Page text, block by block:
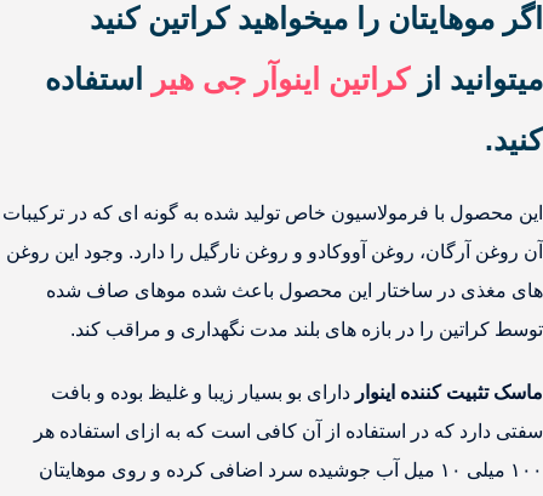
اگر موهایتان را میخواهید کراتین کنید
میتوانید ازکراتین اینوآر جی هیر
استفاده
کنید.
این محصول با فرمولاسیون خاص تولید شده به گونه ای که در ترکیبات
آن روغن آرگان، روغن آووکادو و روغن نارگیل را دارد. وجود این روغن
های مغذی در ساختار این محصول باعث شده موهای صاف شده
توسط کراتین را در بازه های بلند مدت نگهداری و مراقب کند.
ماسک تثبیت کننده اینوار دارای بو بسیار زیبا و غلیظ بوده و بافت
سفتی دارد که در استفاده از آن کافی است که به ازای استفاده هر
۱۰۰ میلی ۱۰ میل آب جوشیده سرد اضافی کرده و روی موهایتان